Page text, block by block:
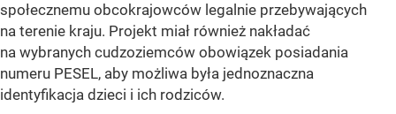
społecznemu obcokrajowców legalnie przebywających
na terenie kraju. Projekt miał również nakładać
na wybranych cudzoziemców obowiązek posiadania
numeru PESEL, aby możliwa była jednoznaczna
identyfikacja dzieci i ich rodziców.